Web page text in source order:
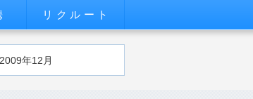
リクルート
年12月